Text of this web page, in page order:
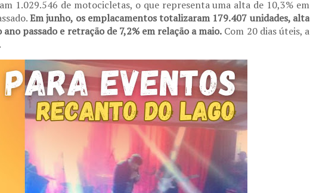
1.029.546 de motocicletas, o que representa uma alta de 10,3% em
Em junho, os emplacamentos totalizaram 179.407 unidades, alta
passado e retração de 7,2% em relação a maio. Com 20 dias úteis, a